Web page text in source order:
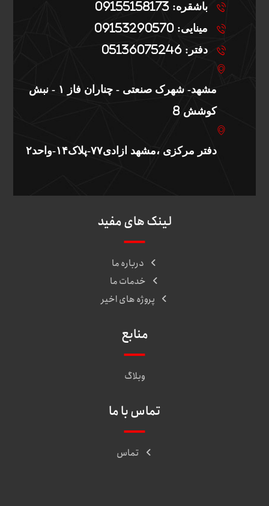
باشقره: 09155158173
مینایی: 09153290570
دفتر: 05136075246
مشهد- شهرک صنعتی - چناران فاز ۱ - نبش
کوشش 8
دفتر مرکزی ،مشهد ازادی۷۷-پلاک۱۴-واحد۲
لینک های مفید
درباره ما
خدمات ما
پروژه های اخیر
منابع
وبلاگ
تماس با ما
تماس